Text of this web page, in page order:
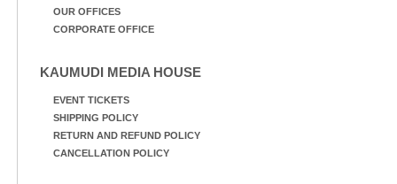
OUR OFFICES
CORPORATE OFFICE
KAUMUDI MEDIA HOUSE
EVENT TICKETS
SHIPPING POLICY
RETURN AND REFUND POLICY
CANCELLATION POLICY